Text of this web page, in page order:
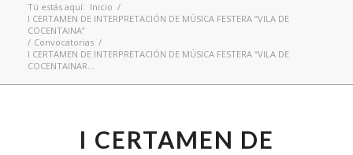
Tú estás aquí: Inicio /
I CERTAMEN DE INTERPRETACIÓN DE MÚSICA FESTERA “VILA DE
COCENTAINA”
/ Convocatorias /
I CERTAMEN DE INTERPRETACIÓN DE MÚSICA FESTERA “VILA DE
COCENTAINAR...
I CERTAMEN DE